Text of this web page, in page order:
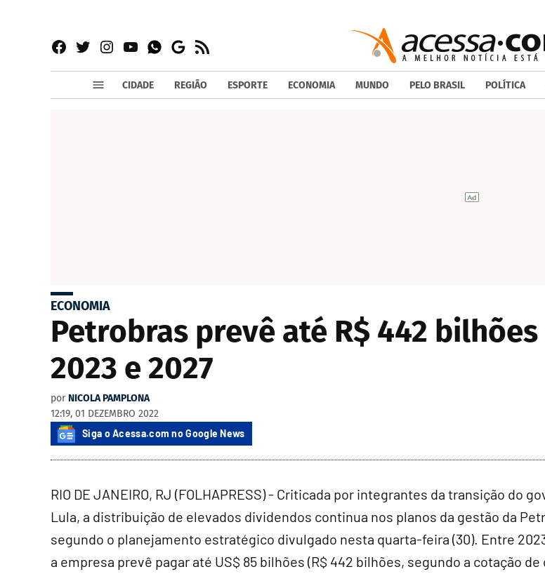
Facebook
TwitterInstagram
YouTubeWhatsapp
Google
News
RSS
CIDADE REGIÃO ESPORTE ECONOMIA MUNDO PELO BRASIL POLÍTICA
ECONOMIA
Petrobras prevê até R$ 442
2023 e 2027
por NICOLA PAMPLONA
12:19, 01 DEZEMBRO 2022
Siga o Acessa.com no Google News
RIO DE JANEIRO, RJ (FOLHAPRESS) - Criticada por integrantes da transição do
Lula, a distribuição de elevados dividendos continua nos planos da gestão da
segundo o planejamento estratégico divulgado nesta quarta-feira (30). Entre
a empresa prevê pagar até US$ 85 bilhões (R$ 442 bilhões, segundo a cotação de